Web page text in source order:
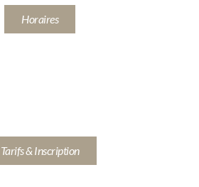
Horaires
Tarifs & Inscription